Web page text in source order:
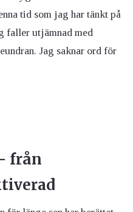
tid som jag har tänkt på
faller utjämnad med
Jag saknar ord för
från